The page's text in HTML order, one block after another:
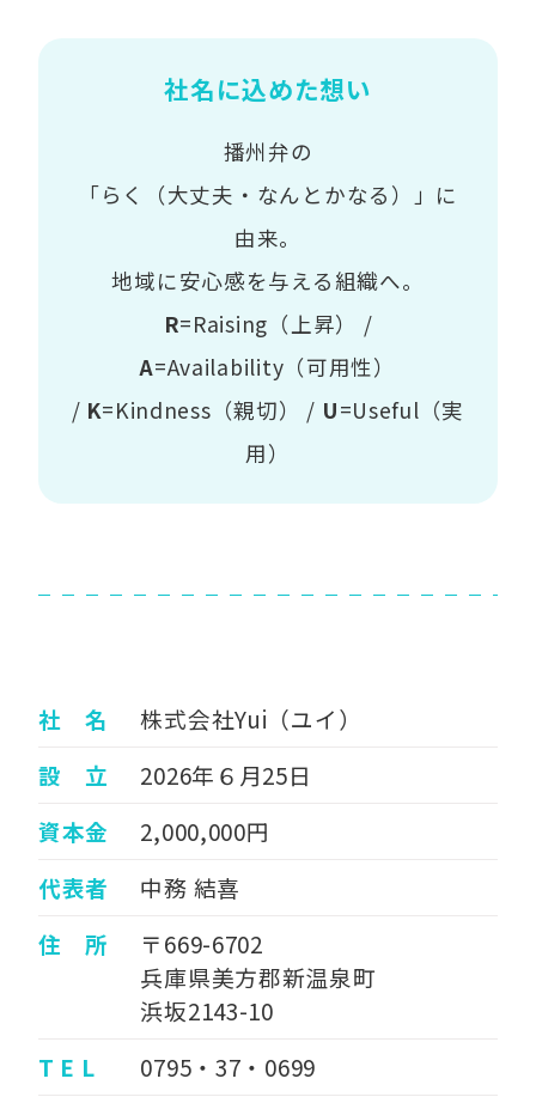
社名に込めた想い
播州弁の
「らく（大丈夫・なんとかなる）」に
由来。
地域に安心感を与える組織へ。
R=Raising（上昇） /
A=Availability（可用性）
/ K=Kindness（親切） / U=Useful（実
用）
社 名
株式会社Yui（ユイ）
設 立
2026年６月25日
資本金
2,000,000円
代表者
中務 結喜
住 所
〒669-6702
兵庫県美方郡新温泉町
浜坂2143-10
T E L
0795・37・0699